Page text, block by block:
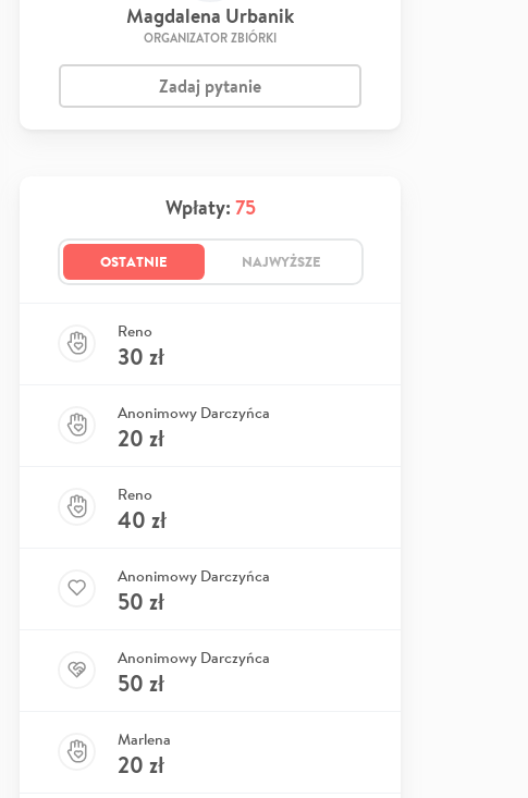
Magdalena Urbanik
ORGANIZATOR ZBIÓRKI
Zadaj pytanie
Wpłaty: 75
OSTATNIE NAJWYŻSZE
Reno
30 zł
Anonimowy Darczyńca
20 zł
Reno
40 zł
Anonimowy Darczyńca
50 zł
Anonimowy Darczyńca
50 zł
Marlena
20 zł